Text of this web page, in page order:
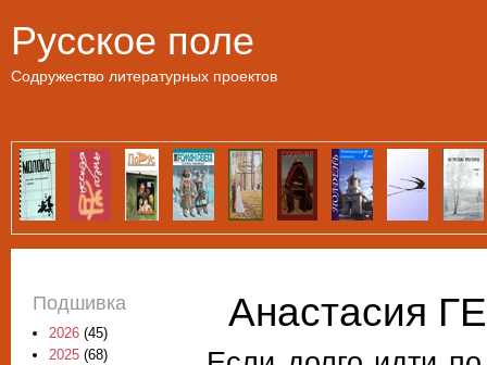
Русское поле
Содружество литературных проектов
Анастасия
Подшивка
2026 (45)
2025 (68)